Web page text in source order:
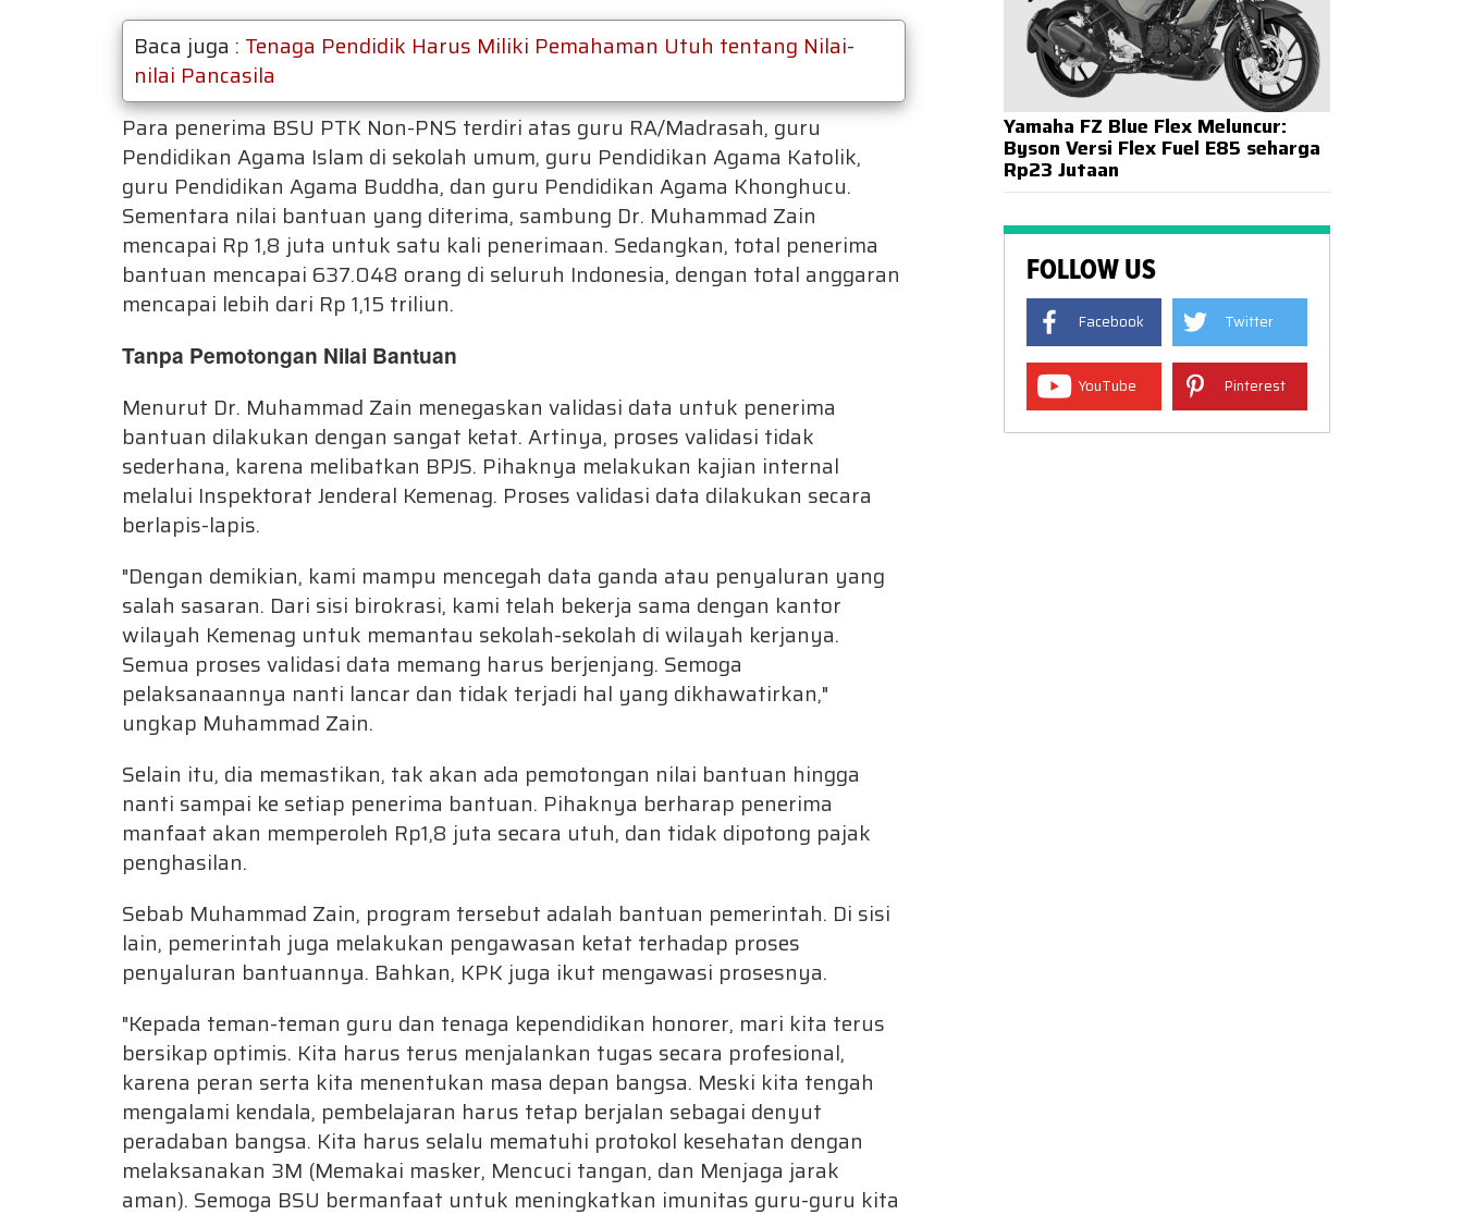
Baca juga : Tenaga Pendidik Harus Miliki Pemahaman Utuh tentang Nilai-
nilai Pancasila
Para penerima BSU PTK Non-PNS terdiri atas guru RA/Madrasah, guru
Pendidikan Agama Islam di sekolah umum, guru Pendidikan Agama Katolik,
guru Pendidikan Agama Buddha, dan guru Pendidikan Agama Khonghucu.
Sementara nilai bantuan yang diterima, sambung Dr. Muhammad Zain
mencapai Rp 1,8 juta untuk satu kali penerimaan. Sedangkan, total penerima
bantuan mencapai 637.048 orang di seluruh Indonesia, dengan total anggaran
mencapai lebih dari Rp 1,15 triliun.
Tanpa Pemotongan Nilai Bantuan
Menurut Dr. Muhammad Zain menegaskan validasi data untuk penerima
bantuan dilakukan dengan sangat ketat. Artinya, proses validasi tidak
sederhana, karena melibatkan BPJS. Pihaknya melakukan kajian internal
melalui Inspektorat Jenderal Kemenag. Proses validasi data dilakukan secara
berlapis-lapis.
"Dengan demikian, kami mampu mencegah data ganda atau penyaluran yang
salah sasaran. Dari sisi birokrasi, kami telah bekerja sama dengan kantor
wilayah Kemenag untuk memantau sekolah-sekolah di wilayah kerjanya.
Semua proses validasi data memang harus berjenjang. Semoga
pelaksanaannya nanti lancar dan tidak terjadi hal yang dikhawatirkan,"
ungkap Muhammad Zain.
Selain itu, dia memastikan, tak akan ada pemotongan nilai bantuan hingga
nanti sampai ke setiap penerima bantuan. Pihaknya berharap penerima
manfaat akan memperoleh Rp1,8 juta secara utuh, dan tidak dipotong pajak
penghasilan.
Sebab Muhammad Zain, program tersebut adalah bantuan pemerintah. Di sisi
lain, pemerintah juga melakukan pengawasan ketat terhadap proses
penyaluran bantuannya. Bahkan, KPK juga ikut mengawasi prosesnya.
"Kepada teman-teman guru dan tenaga kependidikan honorer, mari kita terus
bersikap optimis. Kita harus terus menjalankan tugas secara profesional,
karena peran serta kita menentukan masa depan bangsa. Meski kita tengah
mengalami kendala, pembelajaran harus tetap berjalan sebagai denyut
peradaban bangsa. Kita harus selalu mematuhi protokol kesehatan dengan
melaksanakan 3M (Memakai masker, Mencuci tangan, dan Menjaga jarak
aman). Semoga BSU bermanfaat untuk meningkatkan imunitas guru-guru kita
Yamaha FZ Blue Flex Meluncur:
Byson Versi Flex Fuel E85 seharga
Rp23 Jutaan
FOLLOW US
Facebook Twitter
YouTube Pinterest